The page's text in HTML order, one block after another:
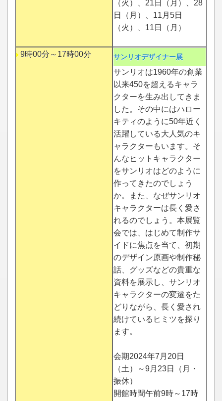
（火）、21日（月）、28
日（月）、11月5日
（火）、11日（月）
9時00分～17時00分 サンリオデザイナー展
サンリオは1960年の創業
以来450を超えるキャラ
クターを生み出してきま
した。その中にはハロー
キティのように50年近く
活躍している大人気のキ
ャラクターもいます。そ
んなヒットキャラクター
をサンリオはどのように
作ってきたのでしょう
か。また、なぜサンリオ
キャラクターは長く愛さ
れるのでしょう。本展覧
会では、はじめて制作サ
イドに焦点を当て、初期
のデザイン原画や制作秘
話、グッズなどの貴重な
資料を展示し、サンリオ
キャラクターの変遷をた
どりながら、長く愛され
続けているヒミツを探り
ます。
会期2024年7月20日
（土）～9月23日（月・
振休）
開館時間午前9時～17時